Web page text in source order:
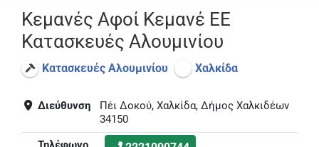
Κεμανές Αφοί Κεμανέ ΕΕ
Κατασκευές Αλουμινίου
Κατασκευές Αλουμινίου Χαλκίδα
Διεύθυνση
Πέι Δοκού, Χαλκίδα, Δήμος Χαλκιδέων
34150